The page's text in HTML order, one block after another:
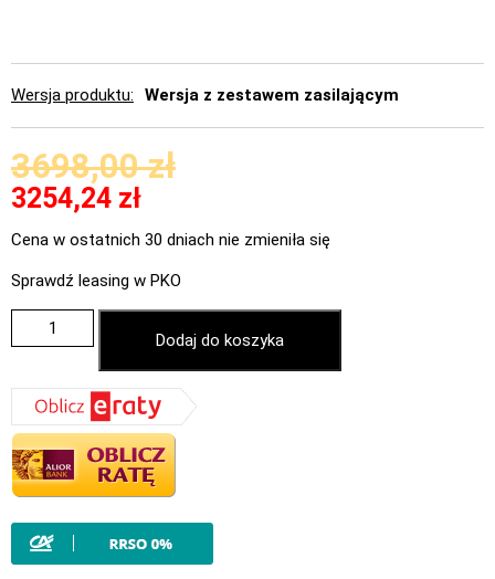
Wersja produktu Wersja z zestawem zasilającym
3698,00zł
3254,24 zł
Cena w ostatnich 30 dniach nie zmieniła się
Sprawdź leasing w PKO
Dodaj do koszyka